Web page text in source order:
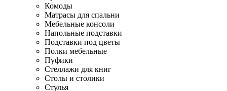
Комоды
Матрасы для спальни
Мебельные консоли
Напольные подставки
Подставки под цветы
Полки мебельные
Пуфики
Стеллажи для книг
Столы и столики
Стулья